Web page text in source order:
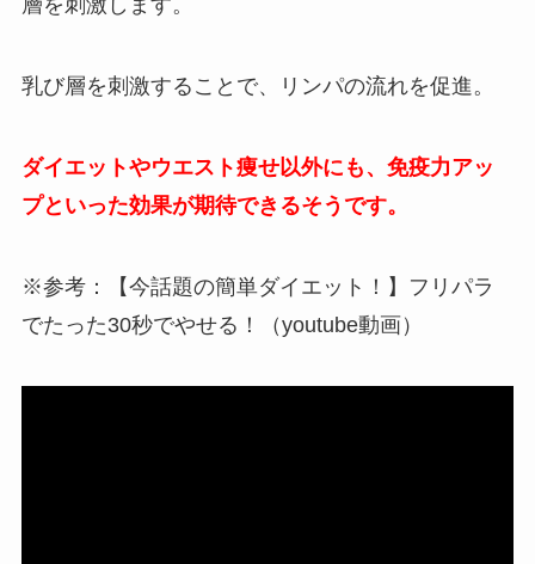
層を刺激します。
乳び層を刺激することで、リンパの流れを促進。
ダイエットやウエスト痩せ以外にも、免疫力アッ
プといった効果が期待できるそうです。
※参考：【今話題の簡単ダイエット！】フリパラ
でたった30秒でやせる！（youtube動画）